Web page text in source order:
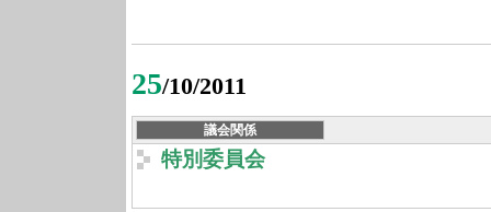
25/10/2011
議会関係
特別委員会